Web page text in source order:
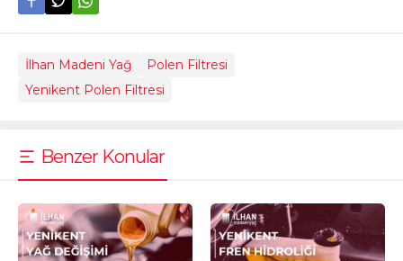
İlhan Madeni Yağ
Polen Filtresi
Yenikent Polen Filtresi
Benzer Konular